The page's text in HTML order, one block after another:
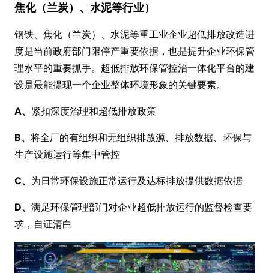
焦化（兰炭）、水泥等行业）
钢铁、焦化（兰炭）、水泥等重工业企业超低排放改造进
度是当前政府部门限停产重要依据，也是提升企业环保管
理水平的重要抓手。超低排放环保管控治一体化平台的建
设是最能提现一个企业整体环境形象的关键要素。
A、 紧扣深度治理和超低排放政策
B、 将全厂的有组织和无组织排放源、排放数据、环保与
生产设施运行等集中管控
C、 为日常环保设施正常运行及达标排放提供数据依据
D、 满足环保管理部门对企业超低排放运行的监督检查要
求，自证清白